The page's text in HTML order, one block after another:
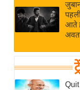
ई-पेपर
मिसाल
शख्सियत
यंग इंडिया
साहित्य
ऑटो वर्ल्ड
आते